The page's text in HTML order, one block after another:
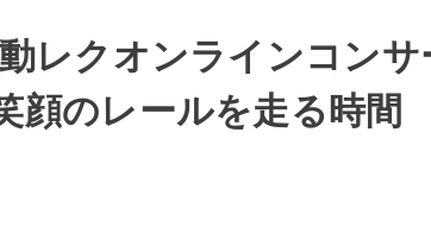
レクオンラインコンサ
顔のレールを走る時間